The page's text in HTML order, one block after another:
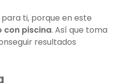
ti, porque en este
con piscina. Así que toma
resultados